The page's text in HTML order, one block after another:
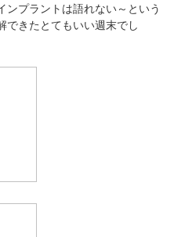
ンプラントは語れない～という
できたとてもいい週末でし